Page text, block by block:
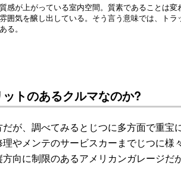
感が上がっている室内空間。質素であることは
囲気を醸し出している。そう言う意味では、ト
る。
トのあるクルマなのか?
が、調べてみるとじつに多方面で重宝
やメンテのサービスカーまでじつに
向に制限のあるアメリカンガレージだ